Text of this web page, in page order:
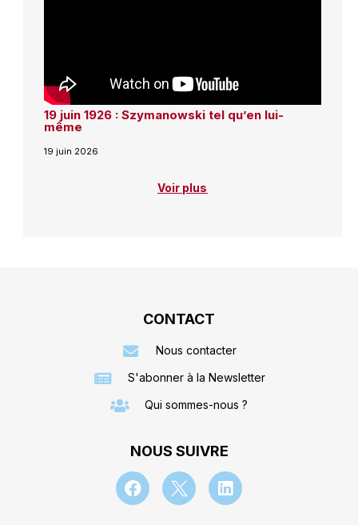
19 juin 1926 : Szymanowski tel qu’en lui-
même
19 juin 2026
Voir plus
CONTACT
Nous contacter
S'abonner à la Newsletter
Qui sommes-nous ?
NOUS SUIVRE